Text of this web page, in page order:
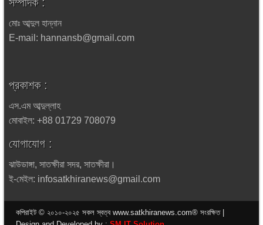
মোঃ আব্দুল হান্নান
E-mail: hannansb@gmail.com
প্রকাশক :
এস.এম আব্দুল্লাহ
মোবাইল: +88 01729 708079
যোগাযোগ :
ঝাউডাঙ্গা, সাতক্ষীরা সদর, সাতক্ষীরা।
ই-মেইল: infosatkhiranews@gmail.com
কপিরাইট © ২০১০-২০২৫ সকল স্বত্ব www.satkhiranews.com® সংরক্ষিত |